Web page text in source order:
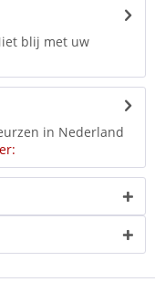
blij met uw
in Nederland